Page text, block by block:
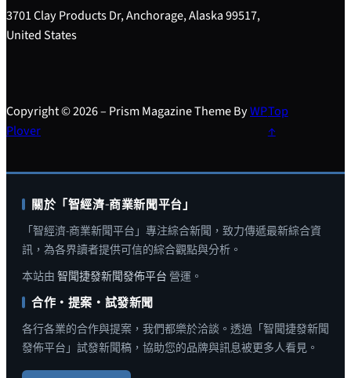
3701 Clay Products Dr, Anchorage, Alaska 99517,
United States
Copyright © 2026 – Prism Magazine Theme ByWP
Plover
Top
↑
關於「智經濟-商業新聞平台」
「智經濟-商業新聞平台」專注綜合新聞，致力傳遞最新綜合資
訊，為各界讀者提供可信的綜合觀點與分析。
本站由 智聞捷發新聞發佈平台 營運。
合作・提案・試發新聞
各行各業的合作與提案，我們都樂於洽談。透過「智聞捷發新聞
發佈平台」試發新聞稿，協助您的品牌與訊息被更多人看見。